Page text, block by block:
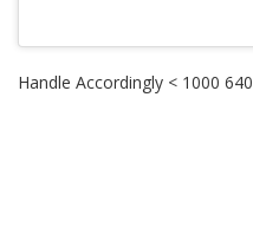
Handle Accordingly < 1000 640